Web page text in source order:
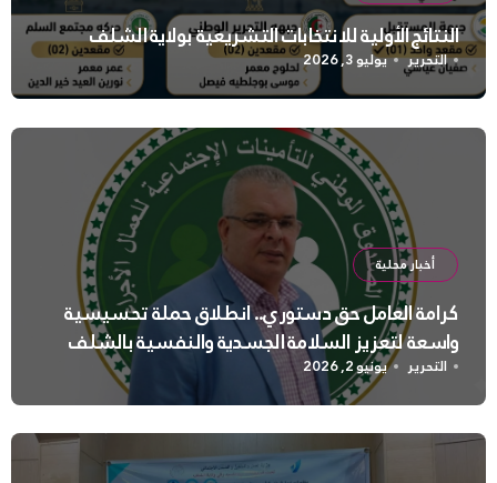
النتائج الأولية للانتخابات التشريعية بولاية الشلف
التحرير يوليو 3, 2026
أخبار محلية
كرامة العامل حق دستوري.. انطلاق حملة تحسيسية
واسعة لتعزيز السلامة الجسدية والنفسية بالشلف
التحرير يونيو 2, 2026